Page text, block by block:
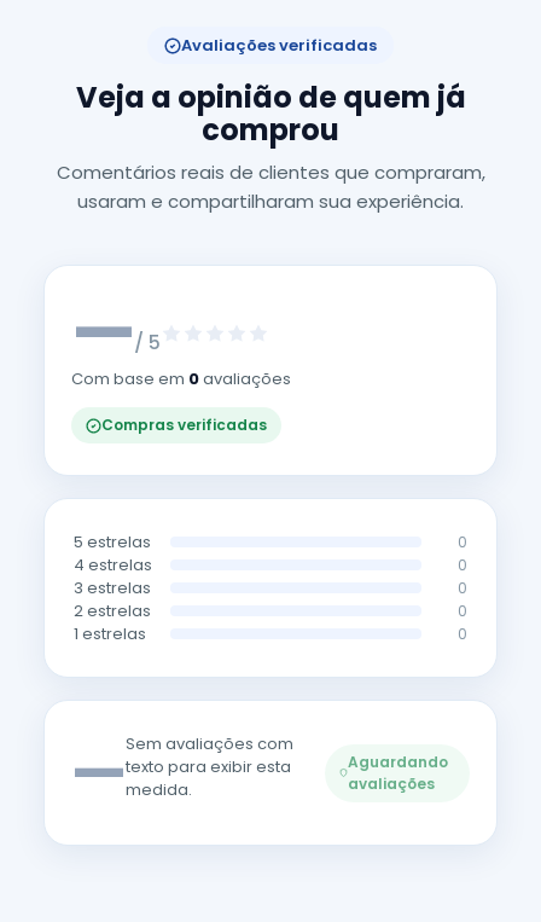
Avaliações verificadas
Veja a opinião de quem já
comprou
Comentários reais de clientes que compraram,
usaram e compartilharam sua experiência.
—/ 5
Com base em 0avaliações
Compras verificadas
5 estrelas 0
4 estrelas 0
3 estrelas 0
2 estrelas 0
1 estrelas 0
—Sem avaliações com
texto para exibir esta
medida.
Aguardando
avaliações